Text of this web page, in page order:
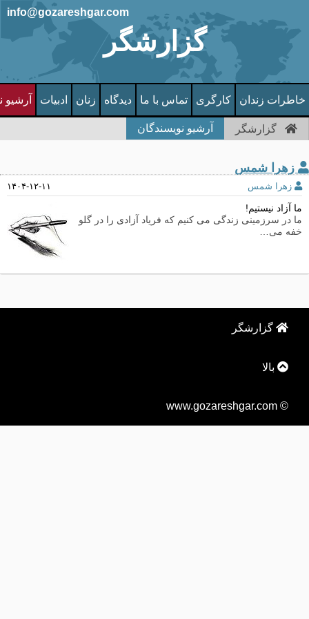
گزارشگر
info@gozareshgar.com
خاطرات زندان کارگری تماس با ما دیدگاه زنان ادبیات آرشیو
گزارشگر آرشیو نویسندگان
زهرا شمس
زهرا شمس ۱۴۰۴-۱۲-۱۱
ما آزاد نیستیم!
ما در سرزمینی زندگی می کنیم که فریاد آزادی را در گلو
خفه می…
گزارشگر
بالا
© www.gozareshgar.com